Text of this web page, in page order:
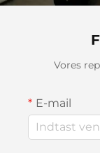
Vores
E-mail